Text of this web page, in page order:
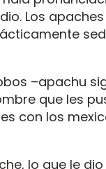
Los
–apachu
que les
con los
lo que le